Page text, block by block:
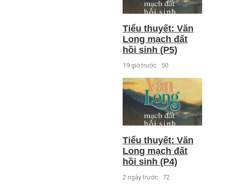
Tiểu thuyết: Văn
Long mạch đất
hồi sinh (P5)
19 giờ trước 50
Tiểu thuyết: Văn
Long mạch đất
hồi sinh (P4)
2 ngày trước 72